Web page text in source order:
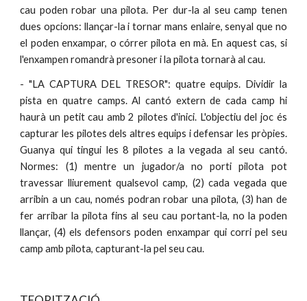
cau poden robar una pilota. Per dur-la al seu camp tenen
dues opcions: llançar-la i tornar mans enlaire, senyal que no
el poden enxampar, o córrer pilota en mà. En aquest cas, si
l'enxampen romandrà presoner i la pilota tornarà al cau.
- "LA CAPTURA DEL TRESOR": quatre equips. Dividir la
pista en quatre camps. Al cantó extern de cada camp hi
haurà un petit cau amb 2 pilotes d'inici. L'objectiu del joc és
capturar les pilotes dels altres equips i defensar les pròpies.
Guanya qui tingui les 8 pilotes a la vegada al seu cantó.
Normes: (1) mentre un jugador/a no porti pilota pot
travessar lliurement qualsevol camp, (2) cada vegada que
arribin a un cau, només podran robar una pilota, (3) han de
fer arribar la pilota fins al seu cau portant-la, no la poden
llançar, (4) els defensors poden enxampar qui corri pel seu
camp amb pilota, capturant-la pel seu cau.